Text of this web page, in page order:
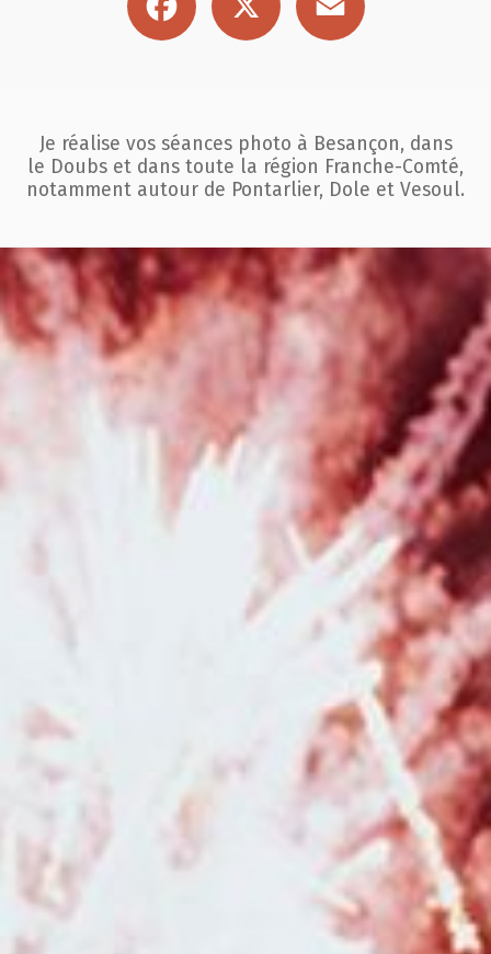
Je réalise vos séances photo à Besançon, dans
le Doubs et dans toute la région Franche-Comté,
notamment autour de Pontarlier, Dole et Vesoul.